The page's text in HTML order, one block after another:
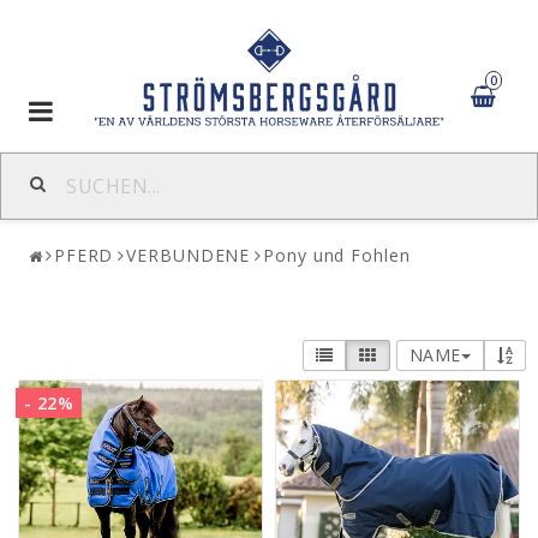
0
Toggle
navigation
PFERD VERBUNDENE Pony und Fohlen
NAME
- 22%